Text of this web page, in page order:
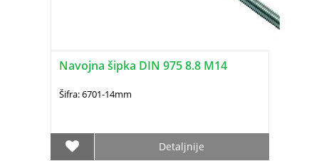
Navojna šipka DIN 975 8.8 M14
Šifra: 6701-14mm
Detaljnije